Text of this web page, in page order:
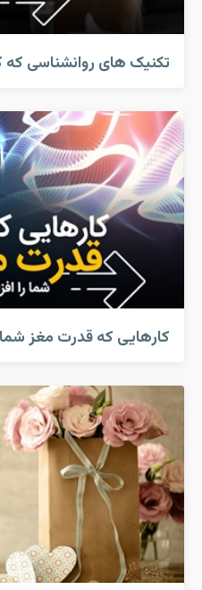
تکنیک های روانشناسی
کارهایی که قدرت مغز